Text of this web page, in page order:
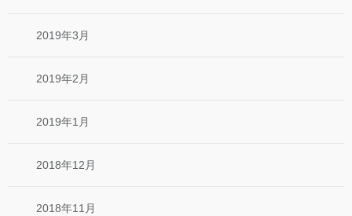
2019年3月
2019年2月
2019年1月
2018年12月
2018年11月